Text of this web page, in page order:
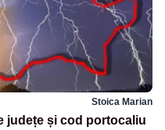
Stoica Marian
județe și cod portocaliu